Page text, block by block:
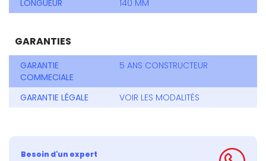
LONGUEUR 140 MM
GARANTIES
GARANTIE
COMMECIALE
5 ANS CONSTRUCTEUR
GARANTIE LÉGALE VOIR LES MODALITÉS
Besoin d'un expert